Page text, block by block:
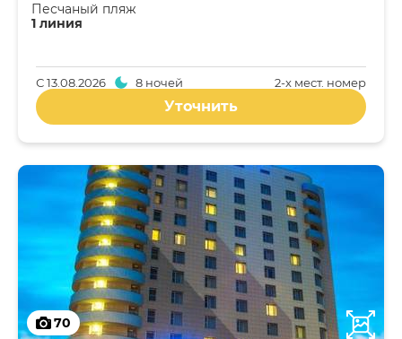
1 линия
Песчаный пляж
2-x мест. номер
С13.08.2026 8 ночей
Уточнить
70